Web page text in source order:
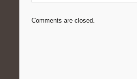
Comments are closed.